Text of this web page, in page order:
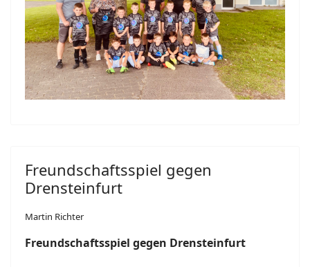
Freundschaftsspiel gegen
Drensteinfurt
Martin Richter
Freundschaftsspiel gegen Drensteinfurt